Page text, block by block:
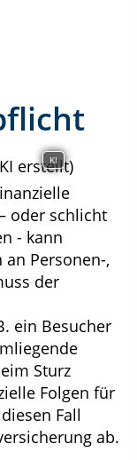
KI
oder schlicht
- kann
Personen-,
der
ein Besucher
Sturz
Folgen für
Fall
ab.